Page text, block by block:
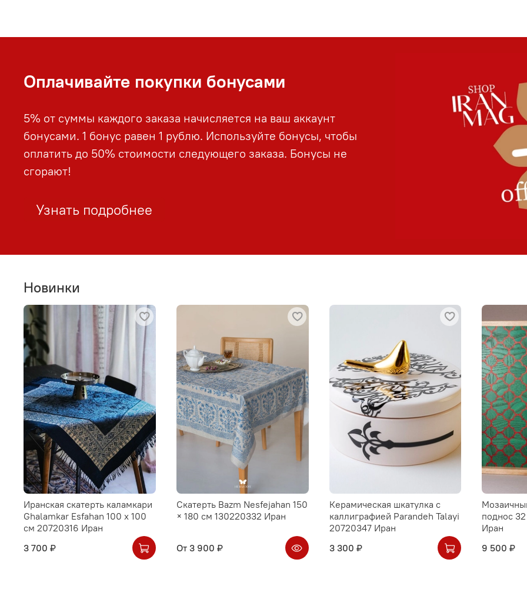
Оплачивайте покупки бонусами
5% от суммы каждого заказа начисляется на ваш аккаунт
бонусами. 1 бонус равен 1 рублю. Используйте бонусы, чтобы
оплатить до 50% стоимости следующего заказа. Бонусы не
сгорают!
Узнать подробнее
Новинки
Иранская скатерть каламкари
Ghalamkar Esfahan 100 х 100
см 20720316 Иран
3 700 ₽
Скатерть Bazm Nesfejahan 150
× 180 см 130220332 Иран
От 3 900 ₽
Керамическая шкатулка с
каллиграфией Parandeh Talayi
20720347 Иран
3 300 ₽
поднос
Иран
9 500 ₽